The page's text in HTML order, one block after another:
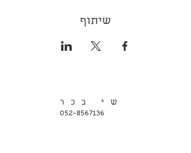
שיתוף
שי בכר
052-8567136